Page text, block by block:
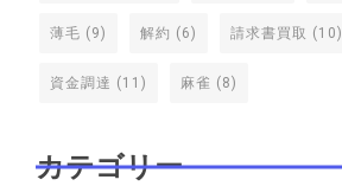
薄毛 (9) 解約 (6) 請求書買取 (10)
資金調達 (11) 麻雀 (8)
カテゴリー